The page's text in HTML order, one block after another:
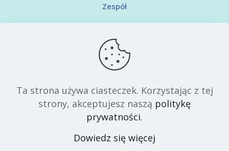
Zespół
Regulamin serwisu
Polityka prywatności
Ta strona używa ciasteczek. Korzystając z tej
strony, akceptujesz naszą politykę
prywatności.
Dowiedz się więcej